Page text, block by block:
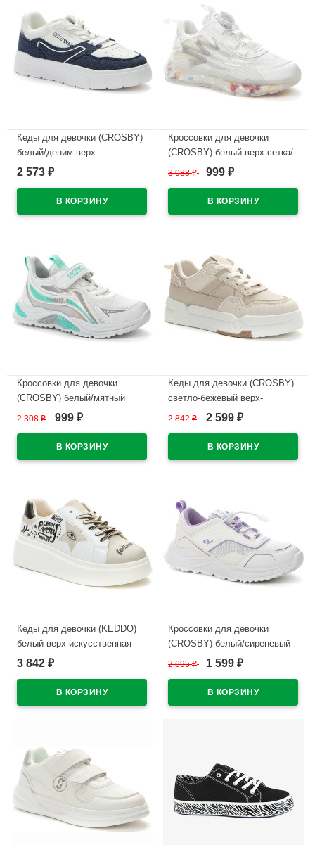
Кеды для девочки (CROSBY)
белый/деним верх-
искусственная кожа
размерный ряд 33-38
арт.247039/01-07
2 573 ₽
Кроссовки для девочки
(CROSBY) белый верх-сетка/
искусственная кожа
арт.247122/01-04
3 088₽ 999 ₽
Кроссовки для девочки
(CROSBY) белый/мятный
верх-искусственная кожа
ряд 30-35 артикул 247247/01-
06
2 308₽ 999 ₽
Кеды для девочки (CROSBY)
светло-бежевый верх-
искусственная кожа
размерный ряд 35-39
арт.247273/02-02
2 842₽ 2 599 ₽
Кеды для девочки (KEDDO)
белый верх-искусственная
кожа подкладка-текстиль
арт.547108/08-01
3 842 ₽
Кроссовки для девочки
(CROSBY) белый/сиреневый
верх-сетка/искусственная
текстиль арт.247064/04-04
2 695₽ 1 599 ₽